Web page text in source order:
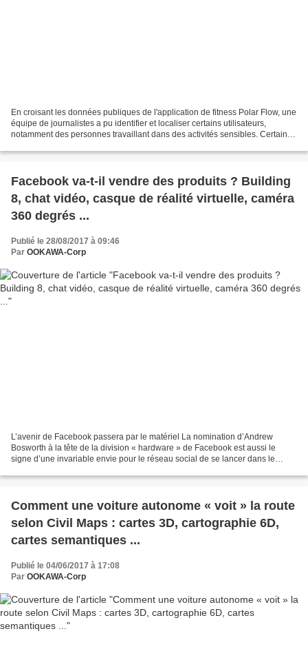
En croisant les données publiques de l'application de fitness Polar Flow, une
équipe de journalistes a pu identifier et localiser certains utilisateurs,
notamment des personnes travaillant dans des activités sensibles. Certains
Facebook va-t-il vendre des produits ? Building
8, chat vidéo, casque de réalité virtuelle, caméra
360 degrés ...
Publié le 28/08/2017 à 09:46
Par OOKAWA-Corp
L’avenir de Facebook passera par le matériel La nomination d’Andrew
Bosworth à la tête de la division « hardware » de Facebook est aussi le
signe d’une invariable envie pour le réseau social de se lancer dans le
Comment une voiture autonome « voit » la route
selon Civil Maps : cartes 3D, cartographie 6D,
cartes semantiques ...
Publié le 04/06/2017 à 17:08
Par OOKAWA-Corp